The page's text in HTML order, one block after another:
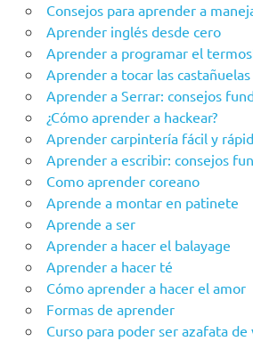
Consejos para aprender a
Aprender inglés desde cero
Aprender a programar el
Aprender a tocar las castañuelas
Aprender a Serrar: consejos
¿Cómo aprender a hackear?
Aprender carpintería fácil y
Aprender a escribir: consejos
Como aprender coreano
Aprende a montar en patinete
Aprende a ser
Aprender a hacer el balayage
Aprender a hacer té
Cómo aprender a hacer el amor
Formas de aprender
Curso para poder ser azafata de